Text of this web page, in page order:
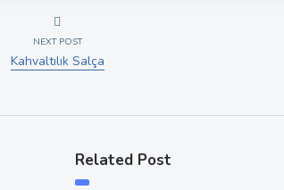
NEXT POST
Kahvaltılık Salça
Related Post